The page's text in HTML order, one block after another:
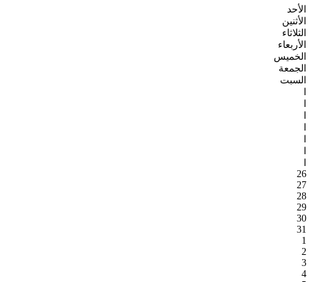
الأحد
الأثنين
الثلاثاء
الأربعاء
الخميس
الجمعة
السبت
ا
ا
ا
ا
ا
ا
ا
26
27
28
29
30
31
1
2
3
4